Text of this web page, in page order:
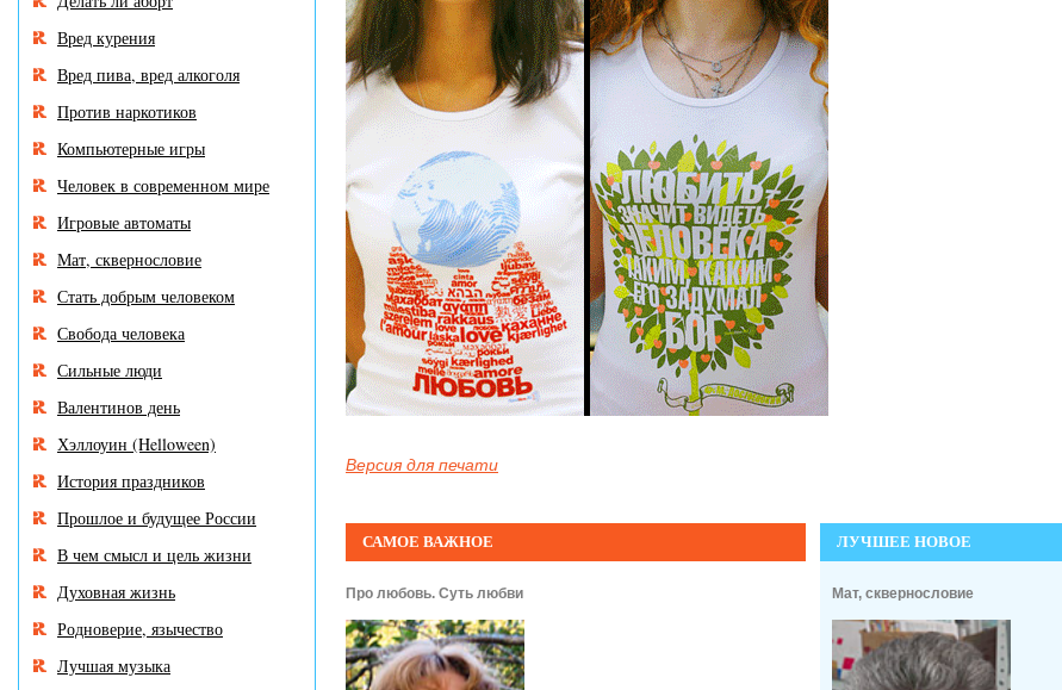
Версия для печати
САМОЕ ВАЖНОЕ
Про любовь. Суть любви
ЛУЧШЕЕ НОВОЕ
Мат, сквернословие
Вред курения
Вред пива, вред алкоголя
Против наркотиков
Компьютерные игры
Человек в современном мире
Игровые автоматы
Мат, сквернословие
Стать добрым человеком
Свобода человека
Сильные люди
Валентинов день
Хэллоуин (Helloween)
История праздников
Прошлое и будущее России
В чем смысл и цель жизни
Духовная жизнь
Родноверие, язычество
Лучшая музыка